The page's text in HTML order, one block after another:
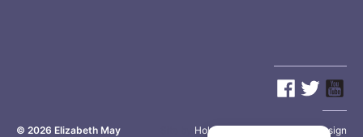
© 2026 Elizabeth May Holy Cow Communication Design